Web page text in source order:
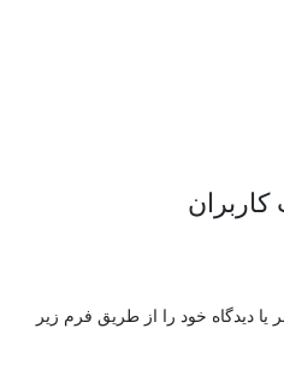
دیدگاه خود را از طریق فرم زیر